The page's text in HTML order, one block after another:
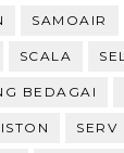
SAMOAIR
SCALA
BEDAGAI
SERV